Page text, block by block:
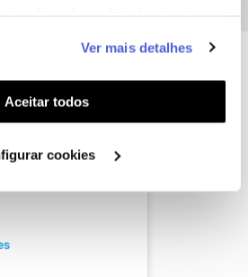
de personalização e
anúncios aos seus interesses
personalizada). Pode gerir a
clicando em "Configurar
Ver mais detalhes
Aceitar todos
cookies
de julho